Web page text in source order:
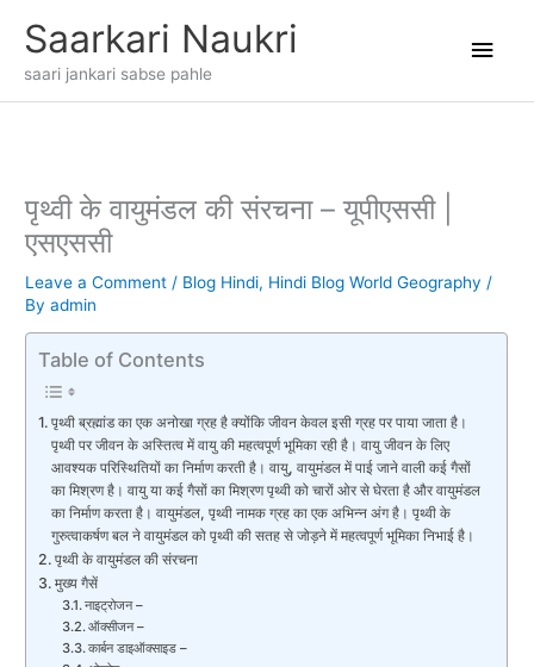
Saarkari Naukri
saari jankari sabse pahle
पृथ्वी के वायुमंडल की संरचना – यूपीएससी |
एसएससी
Leave a Comment / Blog Hindi, Hindi Blog World Geography /
Byadmin
Table of Contents
पृथ्वी ब्रह्मांड का एक अनोखा ग्रह है क्योंकि जीवन केवल इसी ग्रह पर पाया जाता है।
पृथ्वी पर जीवन के अस्तित्व में वायु की महत्वपूर्ण भूमिका रही है। वायु जीवन के लिए
आवश्यक परिस्थितियों का निर्माण करती है। वायु, वायुमंडल में पाई जाने वाली कई गैसों
का मिश्रण है। वायु या कई गैसों का मिश्रण पृथ्वी को चारों ओर से घेरता है और वायुमंडल
का निर्माण करता है। वायुमंडल, पृथ्वी नामक ग्रह का एक अभिन्न अंग है। पृथ्वी के
गुरुत्वाकर्षण बल ने वायुमंडल को पृथ्वी की सतह से जोड़ने में महत्वपूर्ण भूमिका निभाई है।
पृथ्वी के वायुमंडल की संरचना
मुख्य गैसें
नाइट्रोजन –
ऑक्सीजन –
कार्बन डाइऑक्साइड –